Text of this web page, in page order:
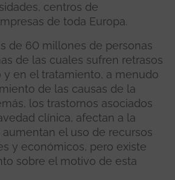
centros de
de toda Europa.
de 60 millones de personas
de las cuales sufren retrasos
y en el tratamiento, a menudo
de las causas de la
los trastornos asociados
clínica, afectan a la
el uso de recursos
y económicos, pero existe
sobre el motivo de esta